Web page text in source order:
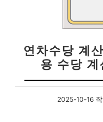
연차수당 계
용 수당 계
2025-10-16